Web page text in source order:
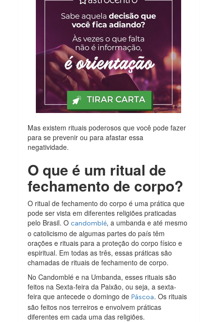
Mas existem rituais poderosos que você pode fazer
para se prevenir ou para afastar essa
negatividade.
O que é um ritual de
fechamento de corpo?
O ritual de fechamento do corpo é uma prática que
pode ser vista em diferentes religiões praticadas
pelo Brasil. Ocandomblé, a umbanda e até mesmo
o catolicismo de algumas partes do país têm
orações e rituais para a proteção do corpo físico e
espiritual. Em todas as três, essas práticas são
chamadas de rituais de fechamento de corpo.
No Candomblé e na Umbanda, esses rituais são
feitos na Sexta-feira da Paixão, ou seja, a sexta-
feira que antecede o domingo dePáscoa. Os rituais
são feitos nos terreiros e envolvem práticas
diferentes em cada uma das religiões.